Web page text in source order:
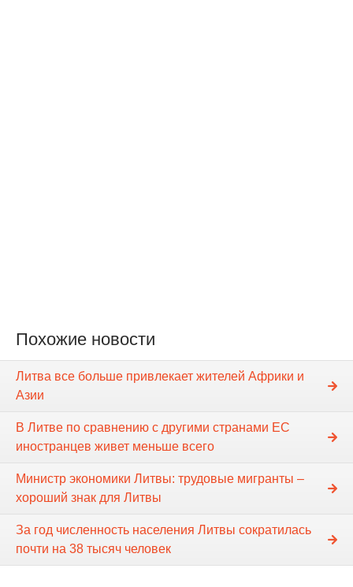
Похожие новости
Литва все больше привлекает жителей Африки и
Азии
В Литве по сравнению с другими странами ЕС
иностранцев живет меньше всего
Министр экономики Литвы: трудовые мигранты –
хороший знак для Литвы
За год численность населения Литвы сократилась
почти на 38 тысяч человек